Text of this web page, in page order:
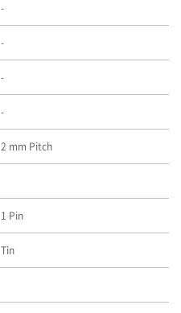
-
-
-
-
2 mm Pitch
1 Pin
Tin